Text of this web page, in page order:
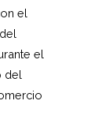
el
el
del